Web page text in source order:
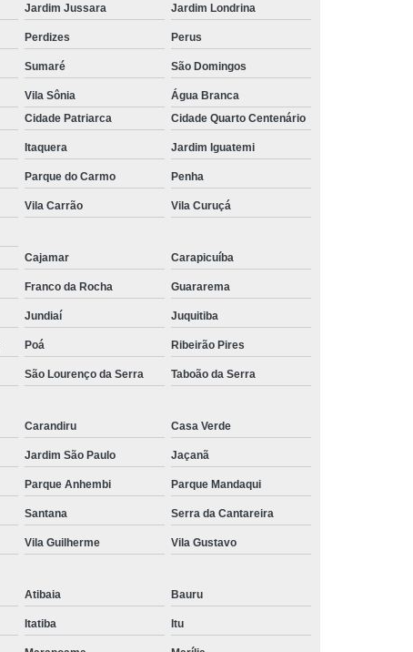
Jardim Jussara Jardim Londrina
Perdizes Perus
Sumaré São Domingos
Vila Sônia
Água Branca
Cidade Patriarca Cidade Quarto Centenário
Itaquera Jardim Iguatemi
Parque do Carmo Penha
Vila Carrão Vila Curuçá
Cajamar Carapicuíba
Franco da Rocha Guararema
Jundiaí Juquitiba
Poá Ribeirão Pires
São Lourenço da Serra Taboão da Serra
Carandiru Casa Verde
Jardim São Paulo Jaçanã
Parque Anhembi Parque Mandaqui
Santana Serra da Cantareira
Vila Guilherme Vila Gustavo
Atibaia Bauru
Itatiba Itu